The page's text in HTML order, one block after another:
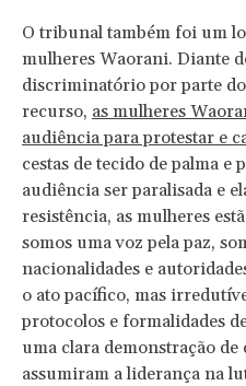
O tribunal também foi um
mulheres Waorani. Diante
discriminatório por parte
recurso, as mulheres
audiência para protestar e
cestas de tecido de palma e
audiência ser paralisada e
resistência, as mulheres
somos uma voz pela paz,
nacionalidades e
o ato pacífico, mas
protocolos e formalidades
uma clara demonstração
assumiram a liderança na